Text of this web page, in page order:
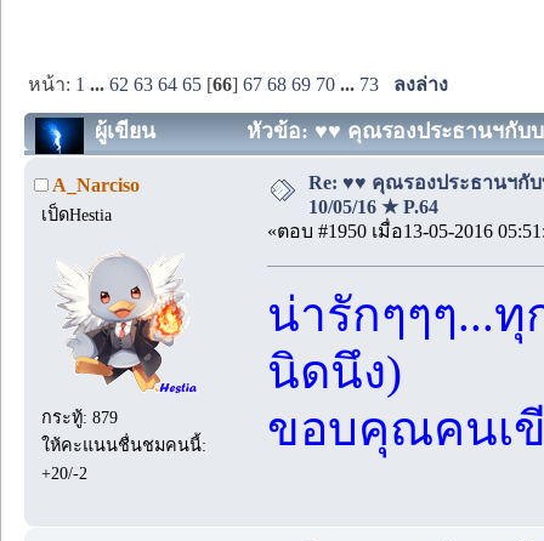
หน้า: 1 ...62 63 64 65 [66]67 68 69 70 ... 73 ลงล่าง
ผู้เขียน หัวข้อ: ♥♥ คุณรองประธานฯกับบ
A_Narciso
เป็ดHestia
กระทู้: 879
ให้คะแนนชื่นชมคนนี้:
+20/-2
Re: ♥♥ คุณรองประธานฯกั
10/05/16 ★ P.64
«ตอบ #1950 เมื่อ13-05-2016
น่ารักๆๆๆ...
นิดนึง)
ขอบคุณคนเ